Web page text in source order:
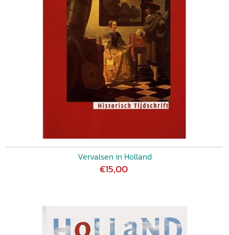
Vervalsen in Holland
€15,00